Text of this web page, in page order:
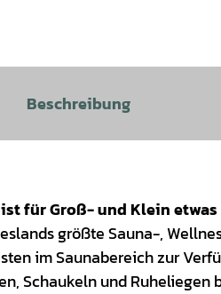
Beschreibung
für Groß- und Klein etwas
größte Sauna-,
im Saunabereich zur
Schaukeln und